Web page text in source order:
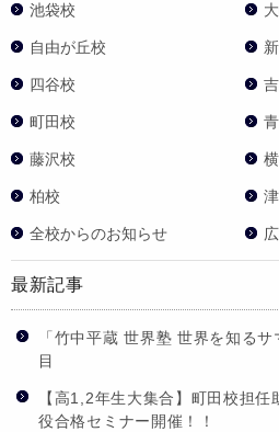
池袋校
自由が丘校
四谷校
町田校
藤沢校
柏校
全校からのお知らせ
最新記事
「竹中平蔵 世界塾 世界を知る
目
【高1,2年生大集合】町田校担
役合格セミナー開催！！